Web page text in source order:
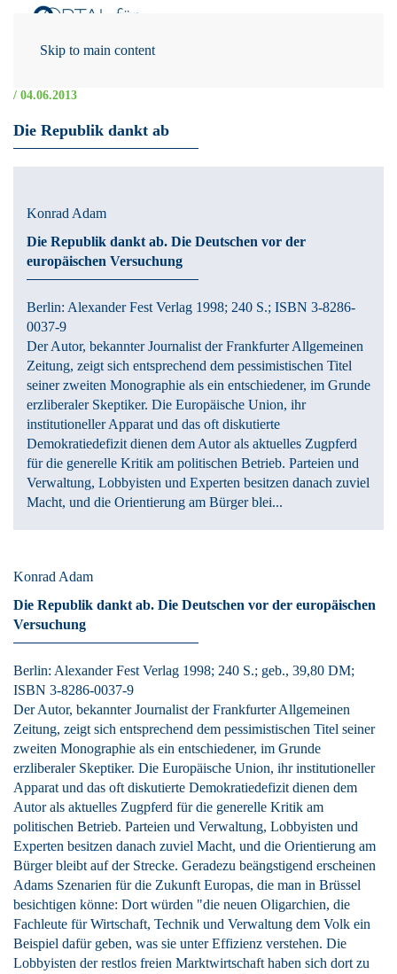
Skip to main content
/ 04.06.2013
Die Republik dankt ab
Konrad Adam
Die Republik dankt ab. Die Deutschen vor der
europäischen Versuchung
Berlin: Alexander Fest Verlag 1998; 240 S.; ISBN 3-8286-
0037-9
Der Autor, bekannter Journalist der Frankfurter Allgemeinen
Zeitung, zeigt sich entsprechend dem pessimistischen Titel
seiner zweiten Monographie als ein entschiedener, im Grunde
erzliberaler Skeptiker. Die Europäische Union, ihr
institutioneller Apparat und das oft diskutierte
Demokratiedefizit dienen dem Autor als aktuelles Zugpferd
für die generelle Kritik am politischen Betrieb. Parteien und
Verwaltung, Lobbyisten und Experten besitzen danach zuviel
Macht, und die Orientierung am Bürger blei...
Konrad Adam
Die Republik dankt ab. Die Deutschen vor der europäischen
Versuchung
Berlin: Alexander Fest Verlag 1998; 240 S.; geb., 39,80 DM;
ISBN 3-8286-0037-9
Der Autor, bekannter Journalist der Frankfurter Allgemeinen
Zeitung, zeigt sich entsprechend dem pessimistischen Titel seiner
zweiten Monographie als ein entschiedener, im Grunde
erzliberaler Skeptiker. Die Europäische Union, ihr institutioneller
Apparat und das oft diskutierte Demokratiedefizit dienen dem
Autor als aktuelles Zugpferd für die generelle Kritik am
politischen Betrieb. Parteien und Verwaltung, Lobbyisten und
Experten besitzen danach zuviel Macht, und die Orientierung am
Bürger bleibt auf der Strecke. Geradezu beängstigend erscheinen
Adams Szenarien für die Zukunft Europas, die man in Brüssel
besichtigen könne: Dort würden "die neuen Oligarchien, die
Fachleute für Wirtschaft, Technik und Verwaltung dem Volk ein
Beispiel dafür geben, was sie unter Effizienz verstehen. Die
Lobbyisten der restlos freien Marktwirtschaft haben sich dort zu